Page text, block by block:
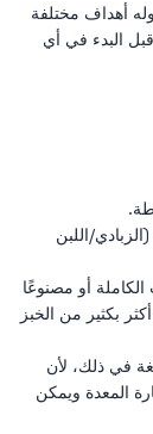
أهداف مختلفة
البدء في أي
اللبن
أو مصنوعًا
بكثير من الخبز
في ذلك، لأن
المعدة ويمكن